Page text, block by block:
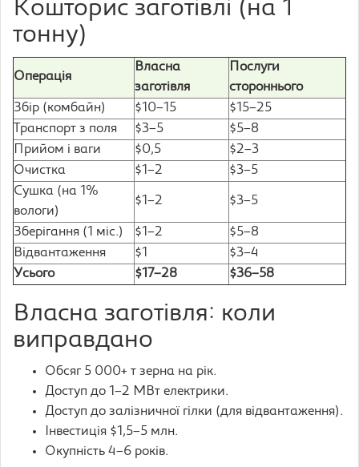
Кошторис заготівлі (на 1
тонну)
Операція
Власна
заготівля
Послуги
стороннього
Збір (комбайн)
$10–15
$15–25
Транспорт з поля
$3–5
$5–8
Прийом і ваги
$0,5
$2–3
Очистка
$1–2
$3–5
Сушка (на 1%
вологи)
$1–2 $3–5
Зберігання (1 міс.) $1–2
$5–8
Відвантаження
$1
$3–4
Усього
$17–28 $36–58
Власна заготівля: коли
виправдано
Обсяг 5 000+ т зерна на рік.
Доступ до 1–2 МВт електрики.
Доступ до залізничної гілки (для відвантаження).
Інвестиція $1,5–5 млн.
Окупність 4–6 років.